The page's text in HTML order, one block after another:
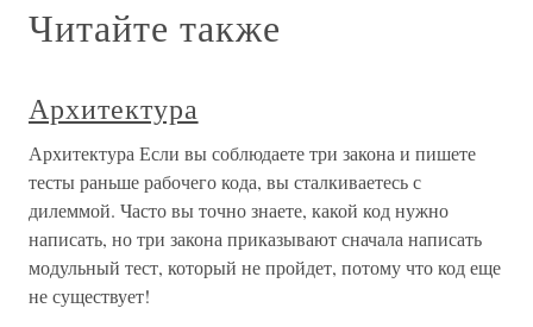
Читайте также
Архитектура
Архитектура Если вы соблюдаете три закона и пишете
тесты раньше рабочего кода, вы сталкиваетесь с
дилеммой. Часто вы точно знаете, какой код нужно
написать, но три закона приказывают сначала написать
модульный тест, который не пройдет, потому что код еще
не существует!